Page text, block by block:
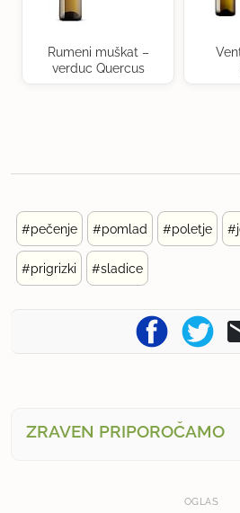
Rumeni muškat –
verduc Quercus
#pečenje #pomlad #poletje
#prigrizki #sladice
ZRAVEN PRIPOROČAMO
OGLAS